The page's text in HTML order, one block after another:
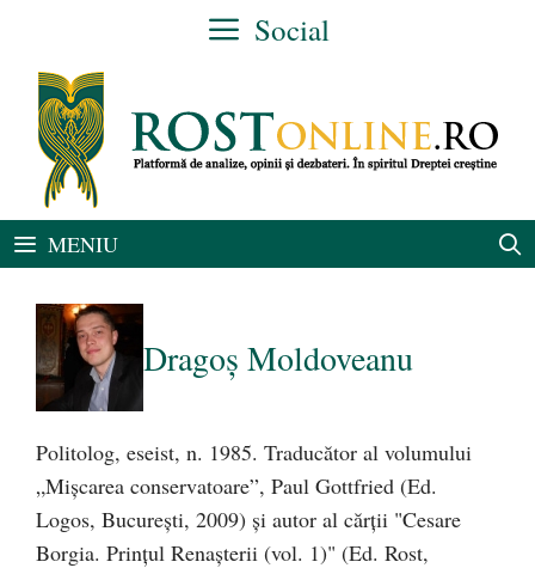
conținut
Social
MENIU
Dragoş Moldoveanu
Politolog, eseist, n. 1985. Traducător al volumului
„Mişcarea conservatoare”, Paul Gottfried (Ed.
Logos, Bucureşti, 2009) şi autor al cărţii "Cesare
Borgia. Prinţul Renaşterii (vol. 1)" (Ed. Rost,